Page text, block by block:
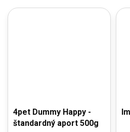
4pet Dummy Happy -
štandardný aport 500g